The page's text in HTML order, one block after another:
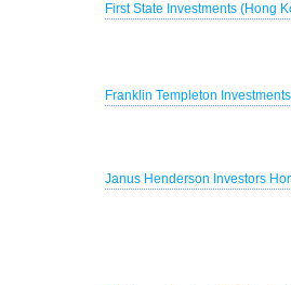
First State Investments (Hong
Franklin Templeton
Janus Henderson Investors